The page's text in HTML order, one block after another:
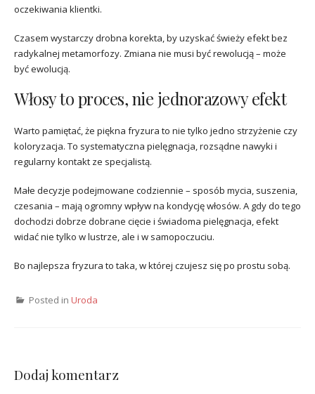
oczekiwania klientki.
Czasem wystarczy drobna korekta, by uzyskać świeży efekt bez
radykalnej metamorfozy. Zmiana nie musi być rewolucją – może
być ewolucją.
Włosy to proces, nie jednorazowy efekt
Warto pamiętać, że piękna fryzura to nie tylko jedno strzyżenie czy
koloryzacja. To systematyczna pielęgnacja, rozsądne nawyki i
regularny kontakt ze specjalistą.
Małe decyzje podejmowane codziennie – sposób mycia, suszenia,
czesania – mają ogromny wpływ na kondycję włosów. A gdy do tego
dochodzi dobrze dobrane cięcie i świadoma pielęgnacja, efekt
widać nie tylko w lustrze, ale i w samopoczuciu.
Bo najlepsza fryzura to taka, w której czujesz się po prostu sobą.
Posted in Uroda
Dodaj komentarz